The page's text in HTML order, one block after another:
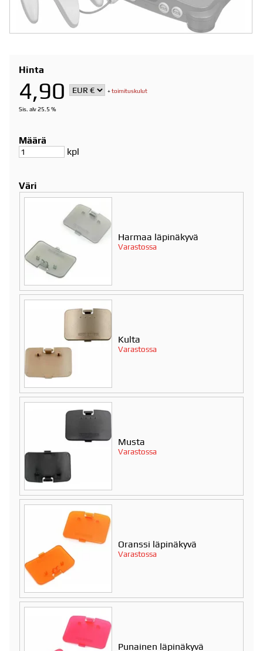
Hinta
4,90 +toimituskulut
Sis. alv 25.5 %
Määrä
kpl
Väri
Harmaa läpinäkyvä
Varastossa
Kulta
Varastossa
Musta
Varastossa
Oranssi läpinäkyvä
Varastossa
Punainen läpinäkyvä